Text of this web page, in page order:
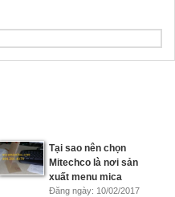
Tại sao nên chọn
Mitechco là nơi sản
xuất menu mica
Đăng ngày: 10/02/2017